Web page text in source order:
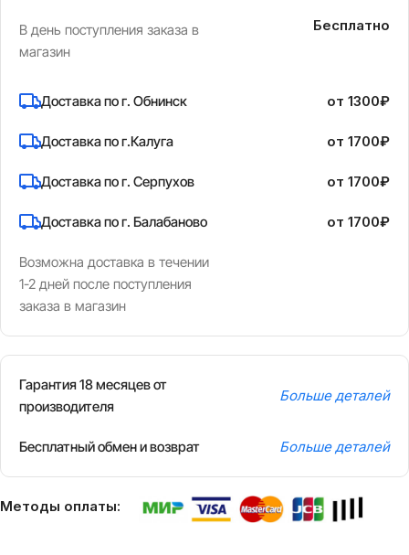
В день поступления заказа в
магазин
Бесплатно
Доставка по г. Обнинск
Доставка по г.Калуга
Доставка по г. Серпухов
Доставка по г. Балабаново
Возможна доставка в течении
1-2 дней после поступления
заказа в магазин
от 1300₽
от 1700₽
от 1700₽
от 1700₽
Гарантия 18 месяцев от
производителя
Больше деталей
Бесплатный обмен и возврат Больше деталей
Методы оплаты: